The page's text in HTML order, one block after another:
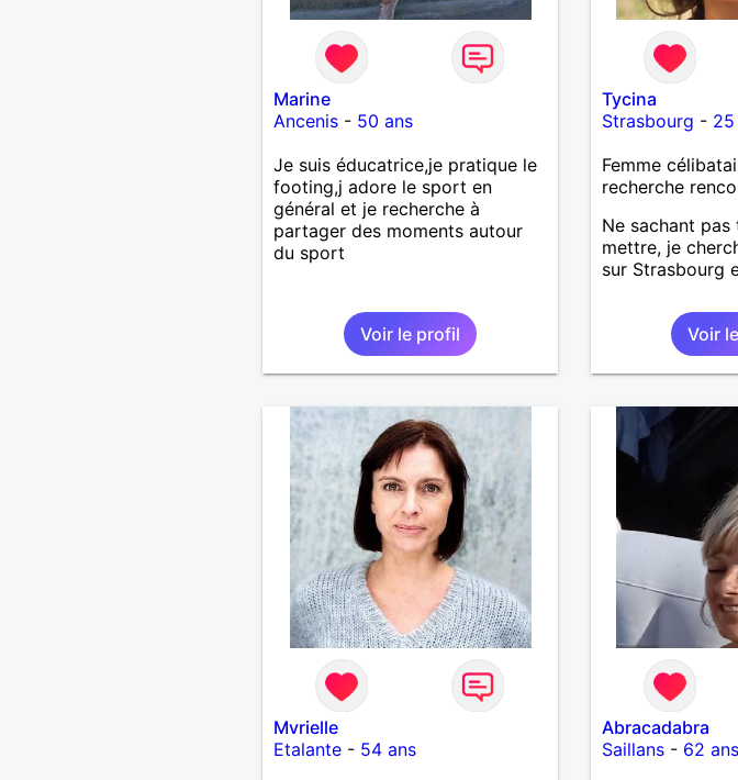
Marine
Ancenis- 50 ans
Je suis éducatrice,je pratique le
footing,j adore le sport en
général et je recherche à
partager des moments autour
du sport
Voir le profil
Tycina
Strasbourg - 25
Femme
recherche
Ne sachant
mettre, je
sur Strasbourg
Voir
Mvrielle
Etalante- 54 ans
Abracadabra
Saillans- 62 ans